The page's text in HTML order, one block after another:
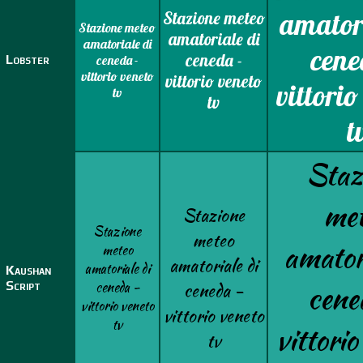
Lobster
Stazione meteo
amatoriale di
ceneda -
vittorio veneto
tv
Stazione meteo
amatoriale di
ceneda -
vittorio veneto
tv
vittorio
Kaushan
Script
Stazione
meteo
amatoriale di
ceneda -
vittorio veneto
tv
Stazione
meteo
amatoriale di
ceneda -
vittorio veneto
tv